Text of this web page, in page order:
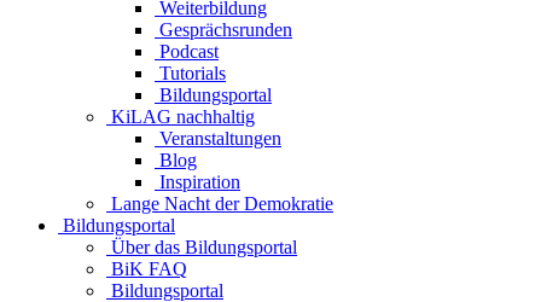
Weiterbildung
Gesprächsrunden
Podcast
Tutorials
Bildungsportal
KiLAG nachhaltig
Veranstaltungen
Blog
Inspiration
Lange Nacht der Demokratie
Bildungsportal
Über das Bildungsportal
BiK FAQ
Bildungsportal